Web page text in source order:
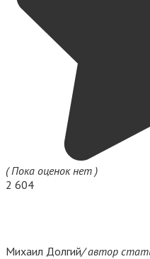
( Пока оценок нет )
2 604
Михаил Долгий/ автор